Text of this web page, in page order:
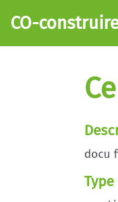
Aller au contenu
CO-
docu